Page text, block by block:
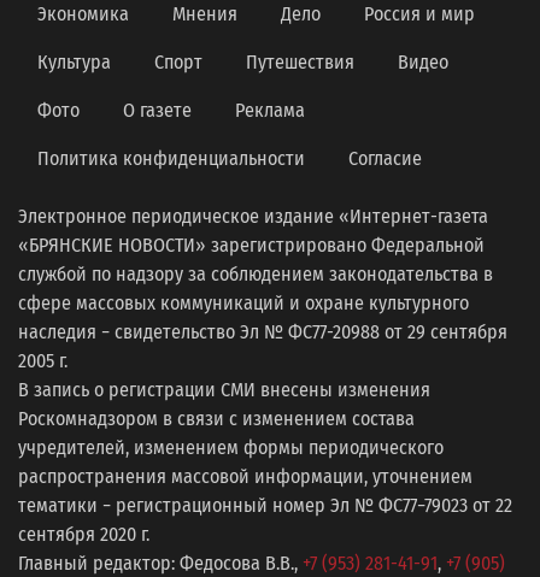
Экономика Мнения Дело Россия и мир
Культура Спорт Путешествия Видео
Фото О газете Реклама
Политика конфиденциальности Согласие
Электронное периодическое издание «Интернет-газета
«БРЯНСКИЕ НОВОСТИ» зарегистрировано Федеральной
службой по надзору за соблюдением законодательства в
сфере массовых коммуникаций и охране культурного
наследия − свидетельство Эл № ФС77-20988 от 29 сентября
2005 г.
В запись о регистрации СМИ внесены изменения
Роскомнадзором в связи с изменением состава
учредителей, изменением формы периодического
распространения массовой информации, уточнением
тематики − регистрационный номер Эл № ФС77−79023 от 22
сентября 2020 г.
Главный редактор: Федосова В.В., +7 (953) 281-41-91, +7 (905)